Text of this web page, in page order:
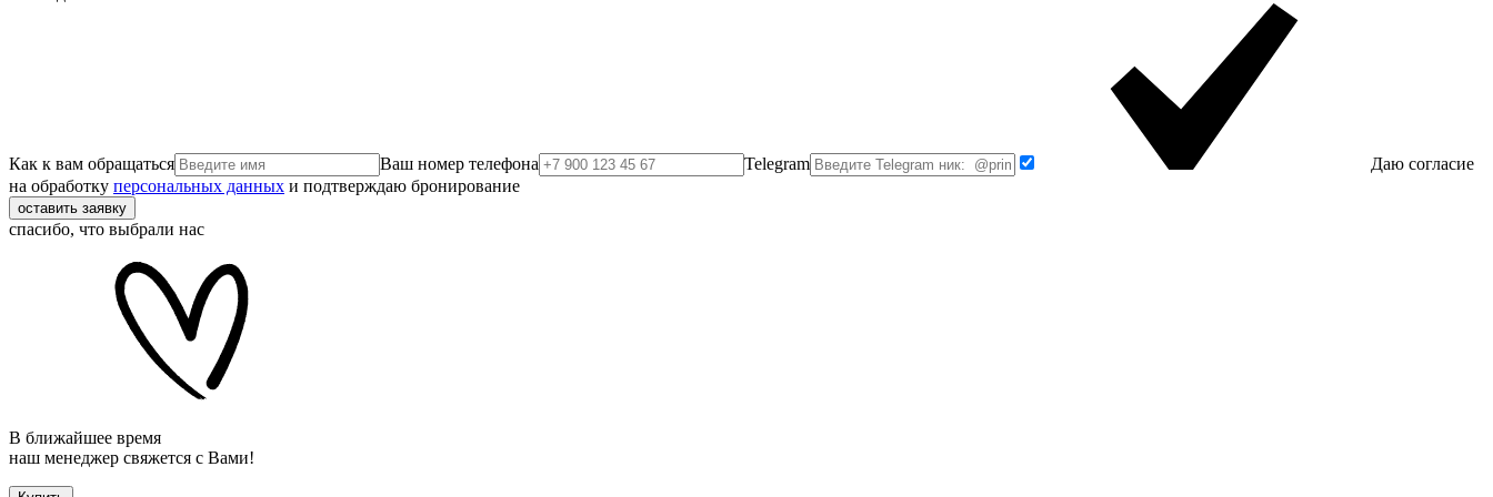
Как к вам обращаться Ваш номер телефона Telegram
Даю согласие
на обработку персональных данных и подтверждаю бронирование
оставить заявку
спасибо, что выбрали нас
В ближайшее время
наш менеджер свяжется с Вами!